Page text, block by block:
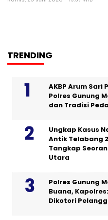
TRENDING
AKBP Arum Sari
Polres Gunung
dan Tradisi
Ungkap Kasus
Antik Telabang
Tangkap
Utara
Polres Gunung
Buana,
Dikotori